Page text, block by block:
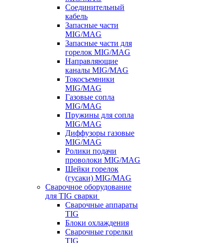
Соединительный
кабель
Запасные части
MIG/MAG
Запасные части для
горелок MIG/MAG
Направляющие
каналы MIG/MAG
Токосъемники
MIG/MAG
Газовые сопла
MIG/MAG
Пружины для сопла
MIG/MAG
Диффузоры газовые
MIG/MAG
Ролики подачи
проволоки MIG/MAG
Шейки горелок
(гусаки) MIG/MAG
Сварочное оборудование
для TIG сварки
Сварочные аппараты
TIG
Блоки охлаждения
Сварочные горелки
TIG